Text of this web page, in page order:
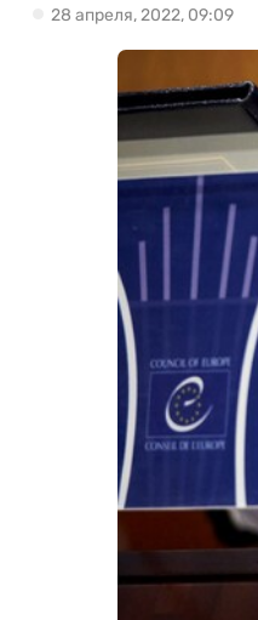
28 апреля, 2022, 09:09